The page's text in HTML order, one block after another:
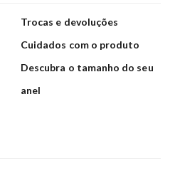
Trocas e devoluções
Cuidados com o produto
Descubra o tamanho do seu
anel